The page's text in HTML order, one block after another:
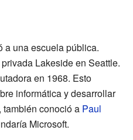
a una escuela pública.
Lakeside en Seattle.
en 1968. Esto
informática y desarrollar
también conoció a Paul
Microsoft.